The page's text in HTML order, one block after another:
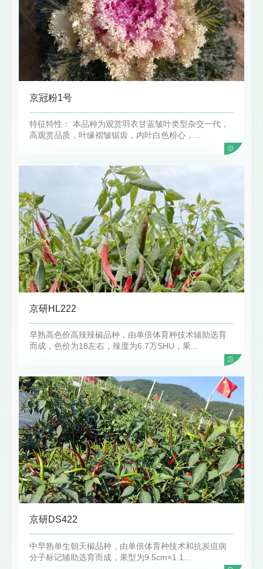
京冠粉1号
特征特性： 本品种为观赏羽衣甘蓝皱叶类型杂交一代，
高观赏品质，叶缘褶皱锯齿，内叶白色粉心，...
京研HL222
早熟高色价高辣辣椒品种，由单倍体育种技术辅助选育
而成，色价为18左右，辣度为6.7万SHU，果...
京研DS422
中早熟单生朝天椒品种，由单倍体育种技术和抗炭疽病
分子标记辅助选育而成，果型为9.5cm×1.1...